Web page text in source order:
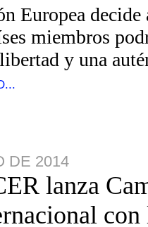
Europea
miembros
y una
DE 2014
lanza